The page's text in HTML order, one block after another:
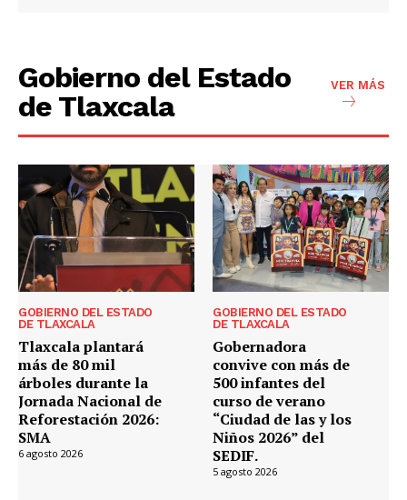
Gobierno del Estado
de Tlaxcala
VER MÁS
GOBIERNO DEL ESTADO
DE TLAXCALA
Tlaxcala plantará
más de 80 mil
árboles durante la
Jornada Nacional de
Reforestación 2026:
SMA
6 agosto 2026
GOBIERNO DEL ESTADO
DE TLAXCALA
Gobernadora
convive con más de
500 infantes del
curso de verano
“Ciudad de las y los
Niños 2026” del
SEDIF.
5 agosto 2026